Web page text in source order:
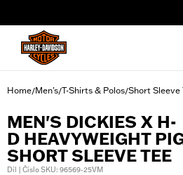
Home/Men's/T-Shirts & Polos/Short Sleeve
MEN'S DICKIES X H-
D HEAVYWEIGHT
SHORT SLEEVE TEE
Díl | Číslo SKU: 96569-25VM